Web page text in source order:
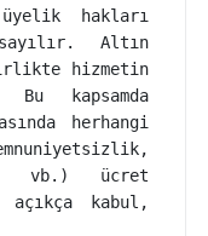
hakları
Altın
hizmetin
kapsamda
herhangi
vb.) ücret
açıkça kabul,